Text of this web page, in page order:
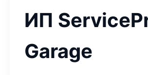
ИП
Garage